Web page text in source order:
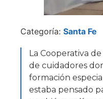
Categoría: Santa Fe
La Cooperativa
de cuidadores
formación
estaba pensado